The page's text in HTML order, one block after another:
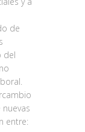
de
del
entre: